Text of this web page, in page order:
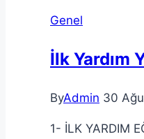
Genel
İlk Yardım
ByAdmin 30
1- İLK YARDIM